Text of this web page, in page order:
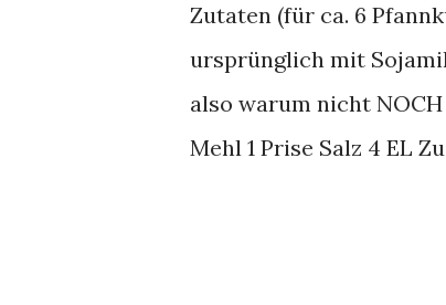
Zutaten (für ca. 6
ursprünglich mit
also warum nicht
Mehl 1 Prise Salz 4 EL